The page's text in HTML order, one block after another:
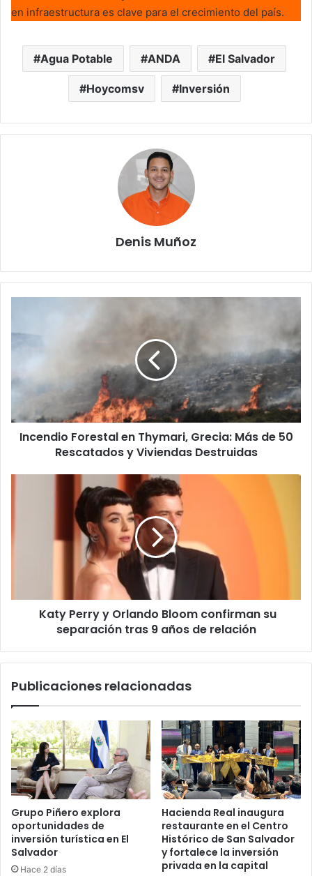
en infraestructura es clave para el crecimiento del país.
Agua Potable ANDA El Salvador
Hoycomsv Inversión
Denis Muñoz
en
Thymari,
Más
de
Rescatados
Incendio Forestal en Thymari, Grecia: Más de 50
Rescatados y Viviendas Destruidas
tras
Katy Perry y Orlando Bloom confirman su
separación tras 9 años de relación
Publicaciones relacionadas
Grupo Piñero explora
oportunidades de
inversión turística en El
Salvador
Hace 2 días
Hacienda Real inaugura
restaurante en el Centro
Histórico de San Salvador
y fortalece la inversión
privada en la capital